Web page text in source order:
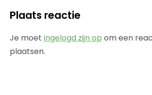
Plaats reactie
Je moet ingelogd zijn op om een
plaatsen.